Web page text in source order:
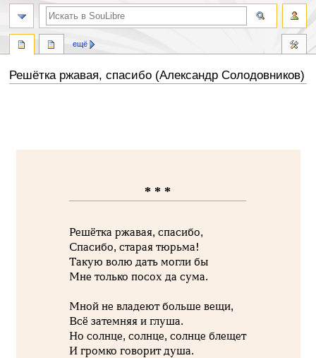
Решётка ржавая, спасибо (Александр Солодовников)
* * *
Решётка ржавая, спасибо,
Спасибо, старая тюрьма!
Такую волю дать могли бы
Мне только посох да сума.
Мной не владеют больше вещи,
Всё затемняя и глуша.
Но солнце, солнце, солнце блещет
И громко говорит душа.
ещё